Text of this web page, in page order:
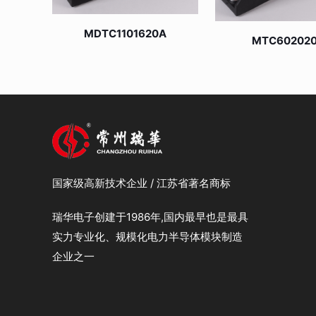
MDTC1101620A
国家级高新技术企业 / 江苏省著名商标
瑞华电子创建于1986年,国内最早也是最具
实力专业化、规模化电力半导体模块制造
企业之一